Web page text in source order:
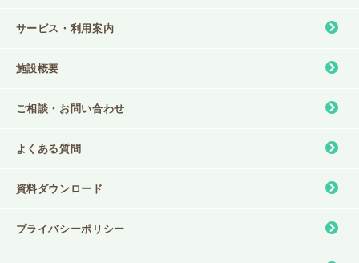
サービス・利⽤案内
施設概要
ご相談・お問い合わせ
よくある質問
資料ダウンロード
プライバシーポリシー